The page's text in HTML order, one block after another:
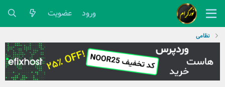
ورود عضویت
نظامی